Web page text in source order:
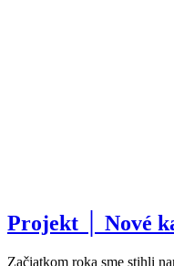
Projekt │ Nové
Začiatkom roka sme stihli